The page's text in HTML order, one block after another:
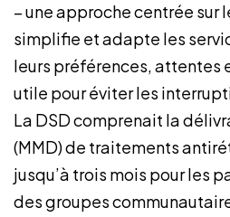
– une approche centrée sur
simplifie et adapte les
leurs préférences, attentes
utile pour éviter les
La DSD comprenait la
(MMD) de traitements
jusqu’à trois mois pour les
des groupes